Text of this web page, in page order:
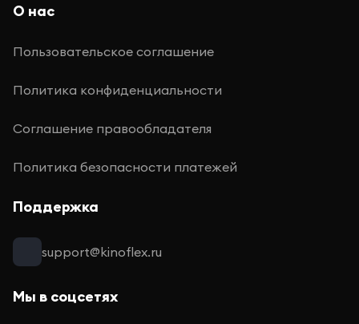
О нас
Пользовательское соглашение
Политика конфиденциальности
Соглашение правообладателя
Политика безопасности платежей
Поддержка
support@kinoflex.ru
Мы в соцсетях